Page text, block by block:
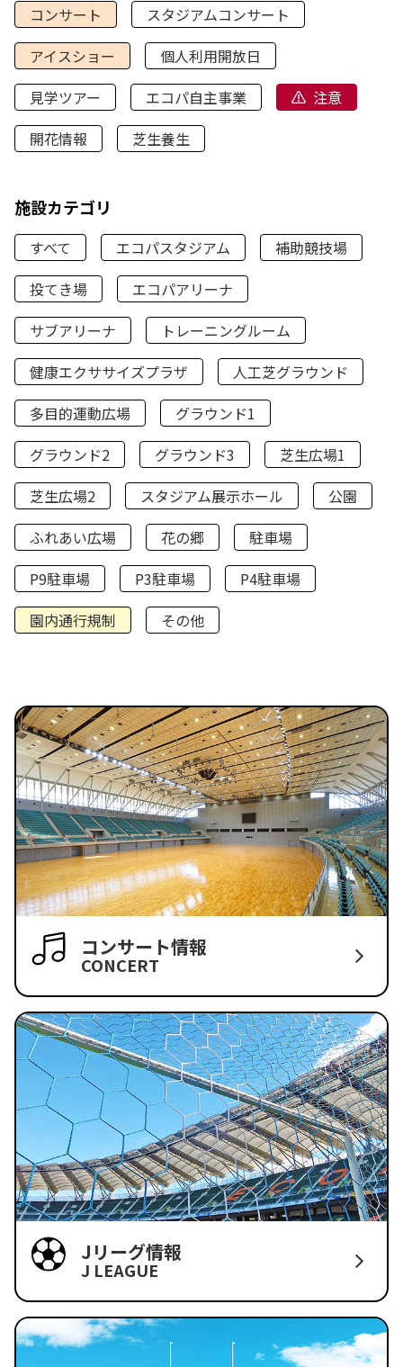
コンサート
スタジアムコンサート
アイスショー
個人利用開放日
見学ツアー
エコパ自主事業
注意
開花情報
芝生養生
施設カテゴリ
すべて エコパスタジアム
補助競技場
投てき場
エコパアリーナ
サブアリーナ
トレーニングルーム
健康エクササイズプラザ
人工芝グラウンド
多目的運動広場
グラウンド1
グラウンド2
グラウンド3
芝生広場1
芝生広場2
スタジアム展示ホール
公園
ふれあい広場
花の郷
駐車場
P9駐車場
P3駐車場
P4駐車場
園内通行規制
その他
コンサート情報
CONCERT
Jリーグ情報
J LEAGUE